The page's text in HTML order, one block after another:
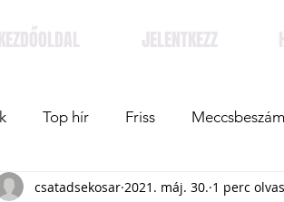
JELENTKEZZ
Top hír Friss
csatadsekosar 2021. máj. 30. 1 perc